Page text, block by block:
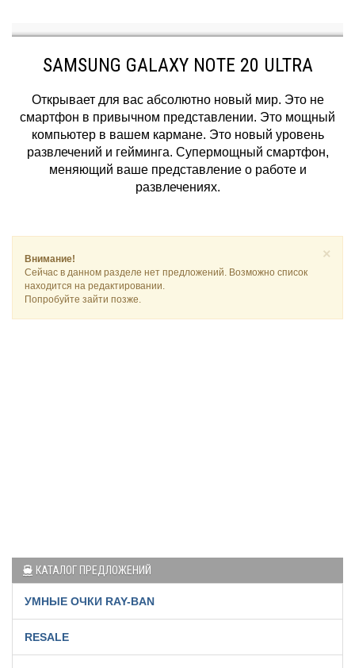
SAMSUNG GALAXY NOTE 20 ULTRA
Открывает для вас абсолютно новый мир. Это не
смартфон в привычном представлении. Это мощный
компьютер в вашем кармане. Это новый уровень
развлечений и гейминга. Супермощный смартфон,
меняющий ваше представление о работе и
развлечениях.
×
Внимание!
Сейчас в данном разделе нет предложений. Возможно список
находится на редактировании.
Попробуйте зайти позже.
КАТАЛОГ ПРЕДЛОЖЕНИЙ
УМНЫЕ ОЧКИ RAY-BAN
RESALE